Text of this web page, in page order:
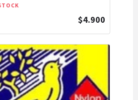
$4.900